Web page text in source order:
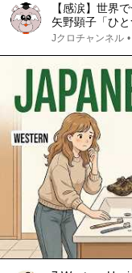
【感涙】世界
矢野顕子「ひ
まった末期の
Jクロチャンネル •